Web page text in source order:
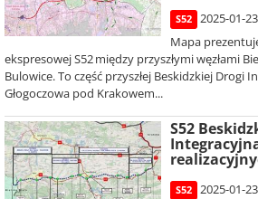
S52
2025-01-
Mapa
ekspresowej S52 między przyszłymi węzłami
Bulowice. To część przyszłej Beskidzkiej Drogi
Głogoczowa pod Krakowem...
S52
S52
2025-01-